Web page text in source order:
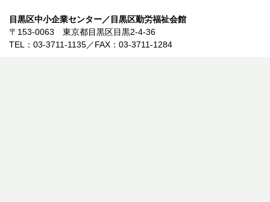
目黒区中小企業センター／目黒区勤労福祉会館
〒153-0063 東京都目黒区目黒2-4-36
TEL：03-3711-1135／FAX：03-3711-1284